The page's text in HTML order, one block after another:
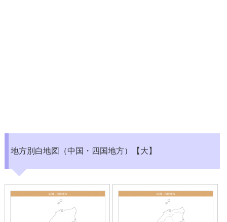
地方別白地図（中国・四国地方）【大】